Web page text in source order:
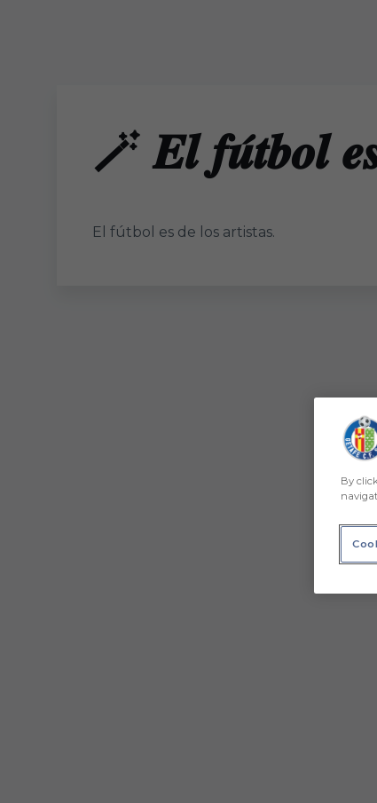
🪄 𝑬𝒍 𝒇𝒖́𝒕𝒃𝒐𝒍
El fútbol es de los artistas.
By